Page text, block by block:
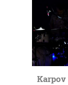
Karpov